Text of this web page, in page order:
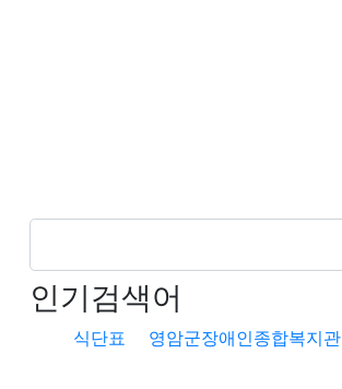
인기검색어
식단표 영암군장애인종합복지관